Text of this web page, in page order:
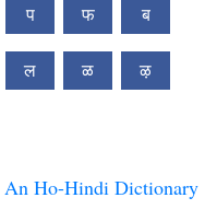
प फ ब
ल ळ ऴ
An Ho-Hindi Dictionary